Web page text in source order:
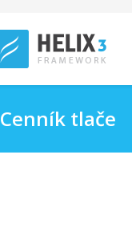
Cenník tlače